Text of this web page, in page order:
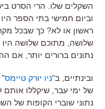
השקלים שלו. הרי הסרט
וביום חמישי בתי הספר
ראשון או לא? כך שבכל
שלושה, מתוכם שלושה היו
נתונים ברורים יותר, אם ההשוואה
ובינתיים, ב"ניו יורק טיימס"
של ימי עבר, שיקללו אותם
נתוני שוברי הקופות של